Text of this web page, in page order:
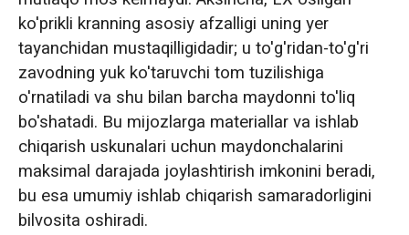
ko'prikli kranning asosiy afzalligi uning yer
tayanchidan mustaqilligidadir; u to'g'ridan-to'g'ri
zavodning yuk ko'taruvchi tom tuzilishiga
o'rnatiladi va shu bilan barcha maydonni to'liq
bo'shatadi. Bu mijozlarga materiallar va ishlab
chiqarish uskunalari uchun maydonchalarini
maksimal darajada joylashtirish imkonini beradi,
bu esa umumiy ishlab chiqarish samaradorligini
bilvosita oshiradi.